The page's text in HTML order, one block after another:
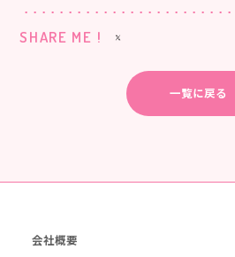
SHARE ME !
一覧に戻る
会社概要